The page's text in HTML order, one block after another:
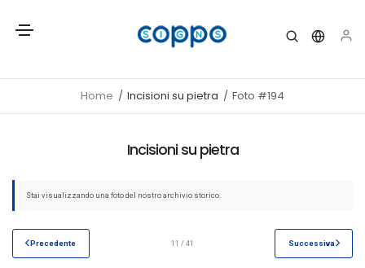
Home Incisioni su pietra Foto #194
Incisioni su pietra
Stai visualizzando una foto del nostro archivio storico.
Precedente 11 / 41 Successiva